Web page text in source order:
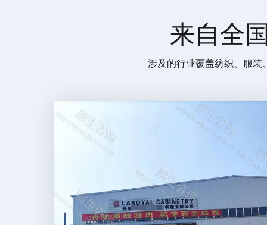
来自全
涉及的行业覆盖纺织、服装